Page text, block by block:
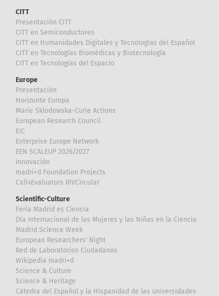
CITT
Presentación CITT
CITT en Semiconductores
CITT en Humanidades Digitales y Tecnologías del Español
CITT en Tecnologías Biomédicas y Biotecnología
CITT en Tecnologías del Espacio
Europe
Presentación
Horizonte Europa
Marie Sklodowska-Curie Actions
European Research Council
EIC
Enterprise Europe Network
EEN SCALEUP 2026/2027
Innovación
madri+d Foundation Projects
Call4Evaluators RIVCircular
Scientific-Culture
Feria Madrid es Ciencia
Día Internacional de las Mujeres y las Niñas en la Ciencia
Madrid Science Week
European Researchers' Night
Red de Laboratorios Ciudadanos
Wikipedia madri+d
Science & Culture
Science & Heritage
Cátedra del Español y la Hispanidad de las universidades